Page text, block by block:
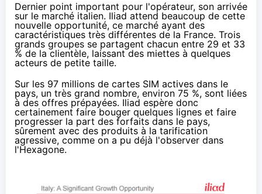
Dernier point important pour l'opérateur, son arrivée
sur le marché italien. Iliad attend beaucoup de cette
nouvelle opportunité, ce marché ayant des
caractéristiques très différentes de la France. Trois
grands groupes se partagent chacun entre 29 et 33
% de la clientèle, laissant des miettes à quelques
acteurs de petite taille.
Sur les 97 millions de cartes SIM actives dans le
pays, un très grand nombre, environ 75 %, sont liées
à des offres prépayées. Iliad espère donc
certainement faire bouger quelques lignes et faire
progresser la part des forfaits dans le pays,
sûrement avec des produits à la tarification
agressive, comme on a pu déjà l'observer dans
l'Hexagone.